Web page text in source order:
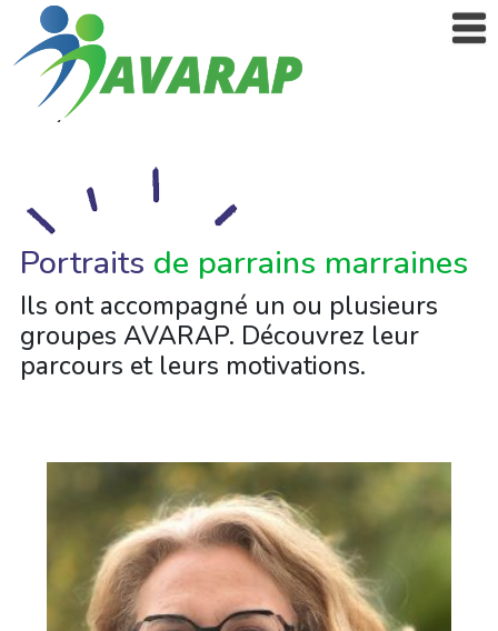
Portraits de parrains marraines
Ils ont accompagné un ou plusieurs
groupes AVARAP. Découvrez leur
parcours et leurs motivations.